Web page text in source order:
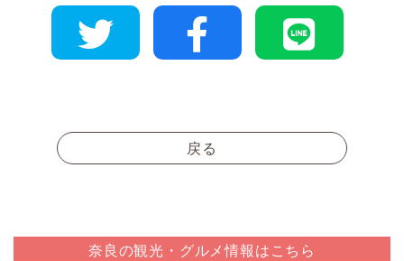
戻る
奈良の観光・グルメ情報はこちら